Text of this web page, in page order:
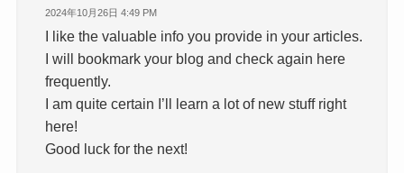
2024年10月26日 4:49 PM
I like the valuable info you provide in your articles.
I will bookmark your blog and check again here
frequently.
I am quite certain I’ll learn a lot of new stuff right
here!
Good luck for the next!